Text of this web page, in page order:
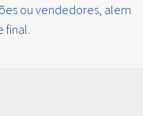
ou vendedores, alem